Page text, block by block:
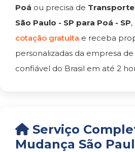
Poá ou precisa de
São Paulo - SP para Poá - SP,
cotação gratuita e receba
personalizadas da empresa
confiável do Brasil em até 2
Serviço
Mudança São